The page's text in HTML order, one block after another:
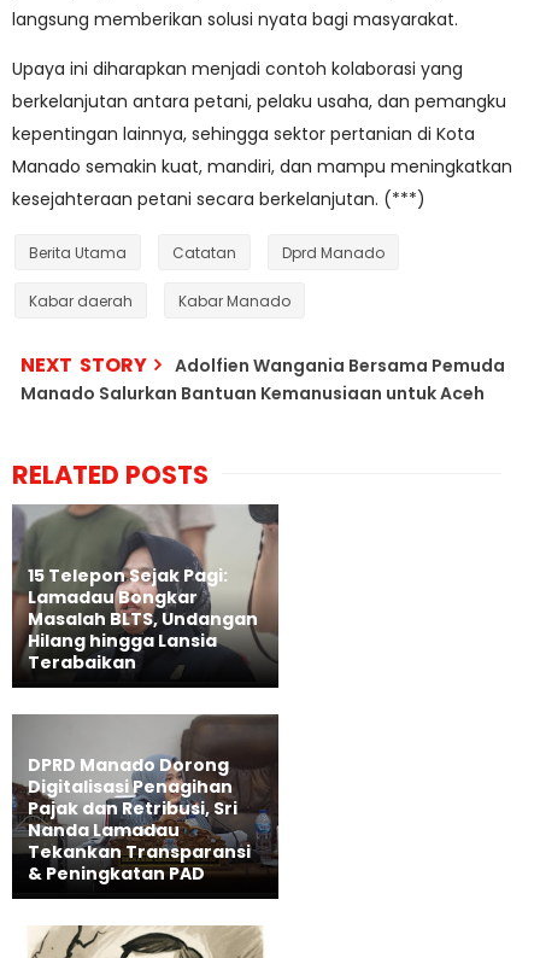
langsung memberikan solusi nyata bagi masyarakat.
Upaya ini diharapkan menjadi contoh kolaborasi yang
berkelanjutan antara petani, pelaku usaha, dan pemangku
kepentingan lainnya, sehingga sektor pertanian di Kota
Manado semakin kuat, mandiri, dan mampu meningkatkan
kesejahteraan petani secara berkelanjutan. (***)
Berita Utama Catatan Dprd Manado
Kabar daerah Kabar Manado
NEXT STORY
Adolfien Wangania Bersama Pemuda
Manado Salurkan Bantuan Kemanusiaan untuk Aceh
RELATED POSTS
15 Telepon Sejak Pagi:
Lamadau Bongkar
Masalah BLTS, Undangan
Hilang hingga Lansia
Terabaikan
DPRD Manado Dorong
Digitalisasi Penagihan
Pajak dan Retribusi, Sri
Nanda Lamadau
Tekankan Transparansi
& Peningkatan PAD